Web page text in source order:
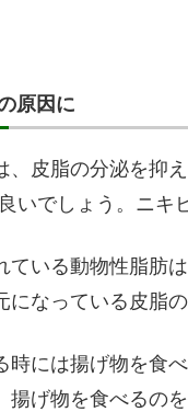
原因に
、皮脂の分泌を抑
いでしょう。ニキ
ている動物性脂肪
になっている皮脂
時には揚げ物を食
揚げ物を食べるの